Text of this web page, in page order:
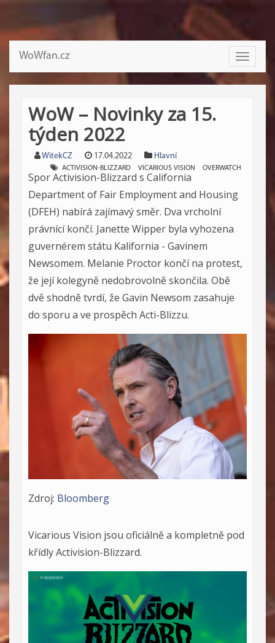
Toggle
WoWfan.cz
WoW – Novinky za 15.
týden 2022
WitekCZ 17.04.2022 Hlavní
ACTIVISION-BLIZZARD VICARIOUS VISION OVERWATCH
Spor Activision-Blizzard s California
Department of Fair Employment and Housing
(DFEH) nabírá zajímavý směr. Dva vrcholní
právnící končí. Janette Wipper byla vyhozena
guvernérem státu Kalifornia - Gavinem
Newsomem. Melanie Proctor končí na protest,
že její kolegyně nedobrovolně skončila. Obě
dvě shodně tvrdí, že Gavin Newsom zasahuje
do sporu a ve prospěch Acti-Blizzu.
Zdroj: Bloomberg
Vicarious Vision jsou oficiálně a kompletně pod
křídly Activision-Blizzard.